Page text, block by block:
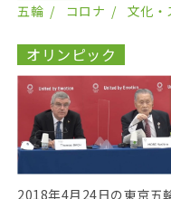
五輪
コロナ 文化・
オリンピック
2018年4月24日の東京五